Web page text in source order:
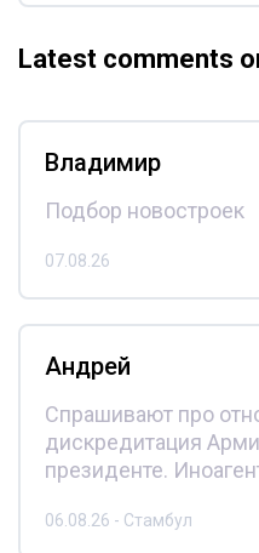
Latest comments
Владимир
Подбор новостроек
07.08.26
Андрей
Спрашивают про
дискредитация
президенте.
06.08.26 - Стамбул